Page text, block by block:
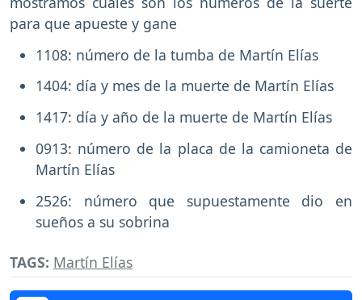
para que apueste y gane
1108: número de la tumba de Martín Elías
1404: día y mes de la muerte de Martín Elías
1417: día y año de la muerte de Martín Elías
0913: número de la placa de la camioneta de
Martín Elías
2526: número que supuestamente dio en
sueños a su sobrina
TAGS: Martín Elías